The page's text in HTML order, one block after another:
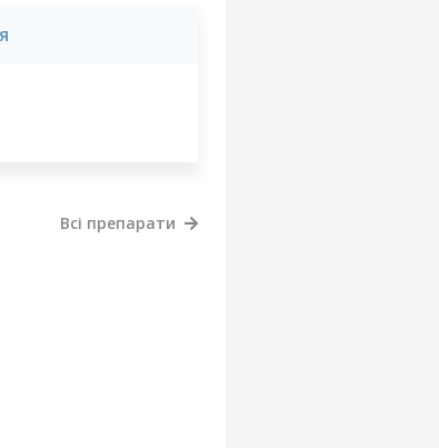
Всі препарати